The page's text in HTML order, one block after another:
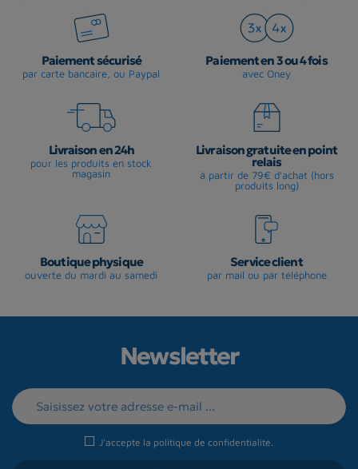
Paiement sécurisé
par carte bancaire, ou Paypal
Paiement en 3 ou 4 fois
avec Oney
Livraison en 24h
pour les produits en stock
magasin
Livraison gratuite en point
relais
à partir de 79€ d'achat (hors
produits long)
Boutique physique
ouverte du mardi au samedi
Service client
par mail ou par téléphone
Newsletter
J'accepte la politique de confidentialité